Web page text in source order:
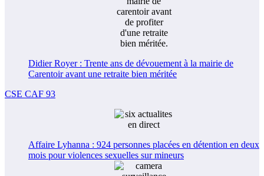
Didier Royer : Trente ans de dévouement à la mairie de
Carentoir avant une retraite bien méritée
CSE CAF 93
Affaire Lyhanna : 924 personnes placées en détention en deux
mois pour violences sexuelles sur mineurs